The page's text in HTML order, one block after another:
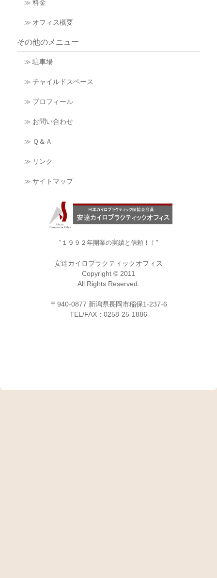
≫ 料金
≫ オフィス概要
その他のメニュー
≫ 駐車場
≫ チャイルドスペース
≫ プロフィール
≫ お問い合わせ
≫ Ｑ＆Ａ
≫ リンク
≫ サイトマップ
"１９９２年開業の実績と信頼！！"
安達カイロプラクティックオフィス
Copyright © 2011
All Rights Reserved.
〒940-0877 新潟県長岡市稲保1-237-6
TEL/FAX：0258-25-1886